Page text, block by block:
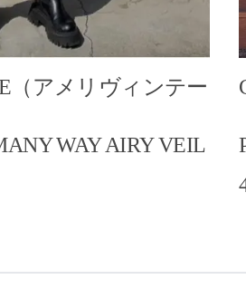
（アメリヴィンテー
WAY AIRY VEIL